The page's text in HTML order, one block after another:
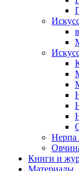
Нерпа
Книги и
Материалы